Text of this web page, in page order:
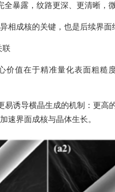
暴露，纹路更深、更清晰，
相成核的关键，也是后续界
联
值在于精准量化表面粗糙
诱导横晶生成的机制：更高
速界面成核与晶体生长。